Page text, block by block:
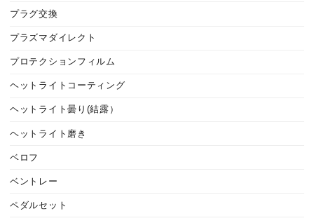
プラグ交換
プラズマダイレクト
プロテクションフィルム
ヘットライトコーティング
ヘットライト曇り(結露）
ヘットライト磨き
ベロフ
ベントレー
ペダルセット